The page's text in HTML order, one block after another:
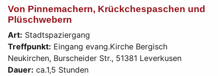
Von Pinnemachern, Krückchespaschen und
Plüschwebern
Art: Stadtspaziergang
Treffpunkt: Eingang evang.Kirche Bergisch
Neukirchen, Burscheider Str., 51381 Leverkusen
Dauer: ca.1,5 Stunden